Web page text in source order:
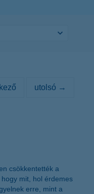
utolsó →
csökkentették a
mit, hol érdemes
erre, mint a